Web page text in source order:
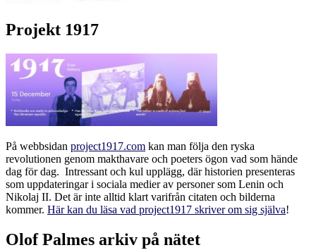
Projekt 1917
På webbsidan project1917.com kan man följa den ryska
revolutionen genom makthavare och poeters ögon vad som hände
dag för dag. Intressant och kul upplägg, där historien presenteras
som uppdateringar i sociala medier av personer som Lenin och
Nikolaj II. Det är inte alltid klart varifrån citaten och bilderna
kommer. Här kan du läsa vad project1917 skriver om sig själva!
Olof Palmes arkiv på nätet